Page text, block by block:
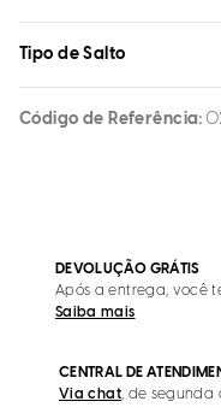
Tipo de Salto
Código de Referência
DEVOLUÇÃO GRÁTIS
Após a entrega, você
Saiba mais
CENTRAL DE
Via chat, de segunda